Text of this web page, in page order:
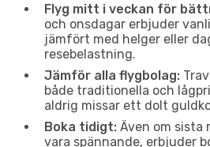
Flyg mitt i veckan för
och onsdagar erbjuder
jämfört med helger eller
resebelastning.
Jämför alla flygbolag:
både traditionella och
aldrig missar ett dolt
Boka tidigt: Även om sista
vara spännande, erbjuder